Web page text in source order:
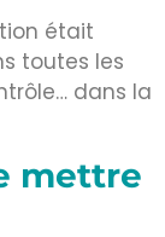
était
toutes les
dans la
mettre